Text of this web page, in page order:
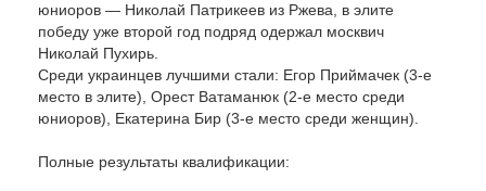
юниоров — Николай Патрикеев из Ржева, в элите
победу уже второй год подряд одержал москвич
Николай Пухирь.
Среди украинцев лучшими стали: Егор Приймачек (3-е
место в элите), Орест Ватаманюк (2-е место среди
юниоров), Екатерина Бир (3-е место среди женщин).
Полные результаты квалификации: